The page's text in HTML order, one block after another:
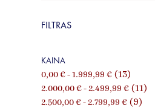
FILTRAS
KAINA
0,00 € - 1.999,99 € (13)
2.000,00 € - 2.499,99 € (11)
2.500,00 € - 2.799,99 € (9)